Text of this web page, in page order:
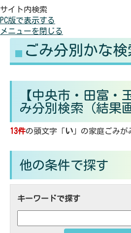
に
す
る
色
に
す
る
元
に
戻
す
サイト内検索
PC版で表示する
メニューを閉じる
ごみ分別かな
【中央市・田富・
み分別検索 （結果
13件の頭文字「い 」の家庭ごみが
他の条件で探す
キーワードで探す